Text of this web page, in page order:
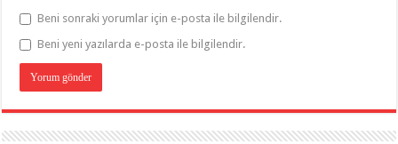
Beni sonraki yorumlar için e-posta ile bilgilendir.
Beni yeni yazılarda e-posta ile bilgilendir.